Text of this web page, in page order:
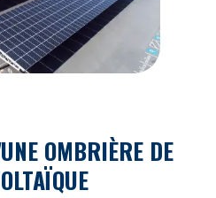
OMBRIÈRE DE